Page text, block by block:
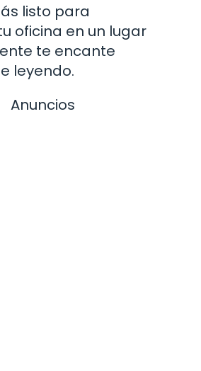
listo para
oficina en un lugar
te encante
leyendo.
Anuncios